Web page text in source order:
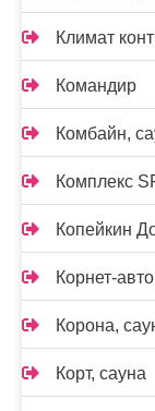
Климат
Командир
Комбайн,
Комплекс
Копейкин
Корнет-
Корона,
Корт, сауна